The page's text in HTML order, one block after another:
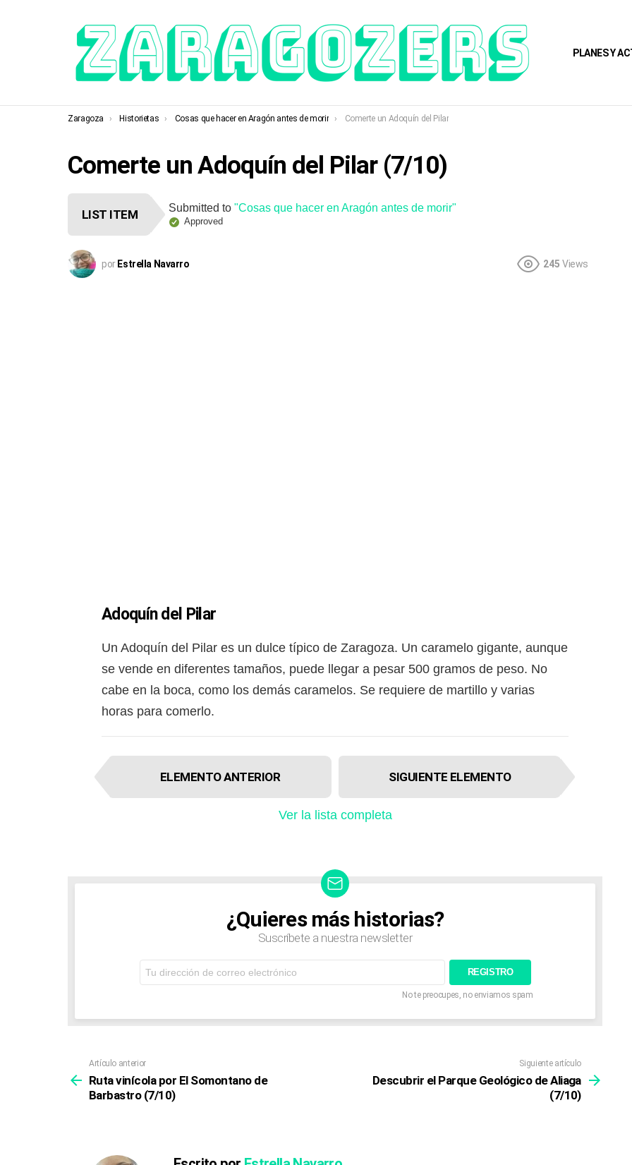
PLANES Y
You are here:
Zaragoza Historietas Cosas que hacer en Aragón antes de morir Comerte un Adoquín del Pilar
Comerte un Adoquín del Pilar (7/10)
LIST ITEM Submitted to"Cosas que hacer en Aragón antes de morir"
Approved
por Estrella Navarro 245 Views
Adoquín del Pilar
Un Adoquín del Pilar es un dulce típico de Zaragoza. Un caramelo gigante, aunque
se vende en diferentes tamaños, puede llegar a pesar 500 gramos de peso. No
cabe en la boca, como los demás caramelos. Se requiere de martillo y varias
horas para comerlo.
I
e
ELEMENTO ANTERIOR SIGUIENTE ELEMENTO
Ver la lista completa
¿Quieres más historias?
Suscríbete a nuestra newsletter
de
correo
No te preocupes, no enviamos spam
más
Artículo anterior
Ruta vinícola por El Somontano de
Barbastro (7/10)
Siguiente artículo
Descubrir el Parque Geológico de Aliaga
(7/10)